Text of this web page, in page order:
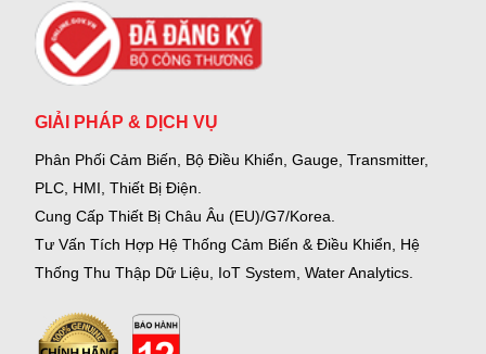
GIẢI PHÁP & DỊCH VỤ
Phân Phối Cảm Biến, Bộ Điều Khiển, Gauge, Transmitter,
PLC, HMI, Thiết Bị Điện.
Cung Cấp Thiết Bị Châu Âu (EU)/G7/Korea.
Tư Vấn Tích Hợp Hệ Thống Cảm Biến & Điều Khiển, Hệ
Thống Thu Thập Dữ Liệu, IoT System, Water Analytics.